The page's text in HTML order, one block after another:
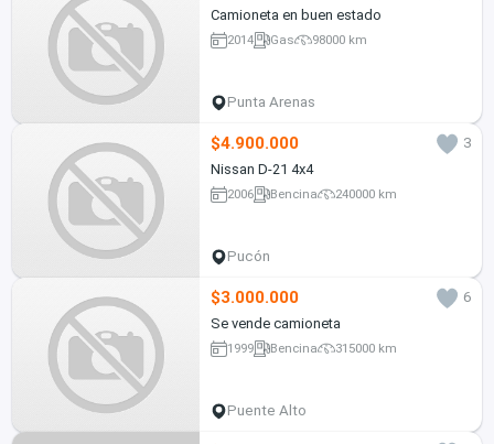
Camioneta en buen estado
2014 Gas 98000 km
Punta Arenas
$4.900.000
3
Nissan D-21 4x4
2006 Bencina 240000 km
Pucón
$3.000.000
6
Se vende camioneta
1999 Bencina 315000 km
Puente Alto